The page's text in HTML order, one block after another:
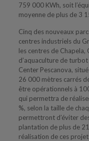
759 000 KWh, soit
moyenne de plus de 3
Cinq des nouveaux
centres industriels du
les centres de Chapela,
d’aquaculture de
Center Pescanova,
26 000 mètres carrés
être opérationnels à
qui permettra de
%, selon la taille de
permettront d’éviter
plantation de plus de
réalisation de ces